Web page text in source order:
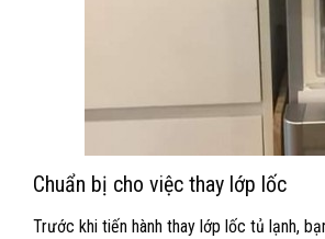
Chuẩn bị cho việc thay lớp lốc
Trước khi tiến hành thay lớp lốc tủ lạnh,